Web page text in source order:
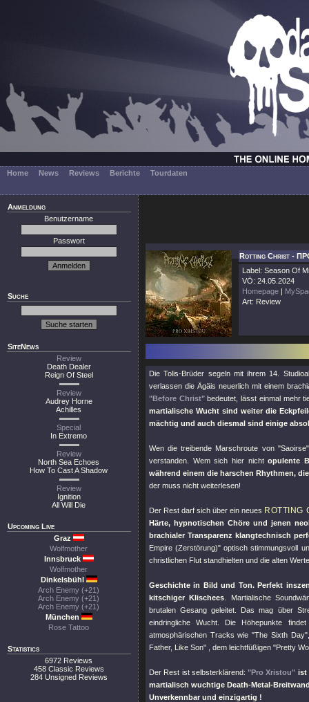
Home News Reviews Berichte Tourdaten
Anmeldung
Benutzername
Passwort
Suche
SiteNews
Review
Death Dealer
Reign Of Steel
Review
Audrey Horne
Achilles
Special
In Extremo
Review
North Sea Echoes
How To Cast A Shadow
Review
Ignition
All Will Die
Upcoming Live
Graz
Wolfmother
Innsbruck
Wolfmother
Dinkelsbühl
Arch Enemy (+21)
Arch Enemy (+21)
Arch Enemy (+21)
München
Rose Tattoo
Statistics
6972 Reviews
458 Classic Reviews
284 Unsigned Reviews
Rotting Christ -
Label: Season Of
VÖ: 24.05.2024
Homepage |
Art: Review
Die Tolis-Brüder segeln mit ihrem 14.
verlassen die Ägäis neuerlich mit einem
"Before Christ"bedeutet, lässt einmal mehr
martialische Wucht sind weiter die
mächtig und auch diesmal sind einige
Wen die treibende Marschroute von "Saoirse"
verstanden. Wem sich hier nichtopulente
während einem die harschen Rhythmen,
der muss nicht weiterlesen!
Der Rest darf sich über ein neues ROTTING
Härte, hypnotischen Chöre und jenen
brachialer Transparenz klangtechnisch
Empire (Zerstörung)" optisch stimmungsvoll
christlichen Flut standhielten und die alten
Geschichte in Bild und Ton. Perfekt
kitschiger Klischees . Martialische
brutalen Gesang geleitet. Das mag über
eindringliche Wucht. Die Höhepunkte
atmosphärischen Tracks wie"The Sixth Day"
Father, Like Son" , dem leichtfüßigen "Pretty
Der Rest ist selbsterklärend:"Pro Xristou" ist
martialisch wuchtige Death-Metal-
Unverkennbar und einzigartig !